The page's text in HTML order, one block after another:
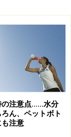
の注意点……水分
ん、ペットボト
注意